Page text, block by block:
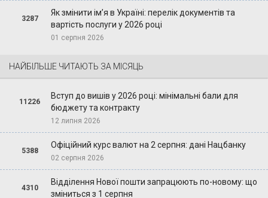
3287
Як змінити ім’я в Україні: перелік документів та
вартість послуги у 2026 році
01 серпня 2026
НАЙБІЛЬШЕ ЧИТАЮТЬ ЗА МІСЯЦЬ
11226
Вступ до вишів у 2026 році: мінімальні бали для
бюджету та контракту
12 липня 2026
5388
Офіційний курс валют на 2 серпня: дані Нацбанку
02 серпня 2026
4310
Відділення Нової пошти запрацюють по-новому: що
зміниться з 1 серпня